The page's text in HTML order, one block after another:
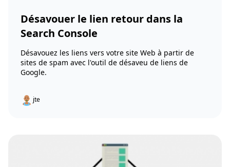
Désavouer le lien retour dans la
Search Console
Désavouez les liens vers votre site Web à partir de
sites de spam avec l'outil de désaveu de liens de
Google.
jte